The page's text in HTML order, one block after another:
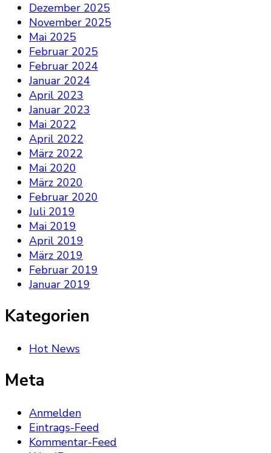
Dezember 2025
November 2025
Mai 2025
Februar 2025
Februar 2024
Januar 2024
April 2023
Januar 2023
Mai 2022
April 2022
März 2022
Mai 2020
März 2020
Februar 2020
Juli 2019
Mai 2019
April 2019
März 2019
Februar 2019
Januar 2019
Kategorien
Hot News
Meta
Anmelden
Eintrags-Feed
Kommentar-Feed